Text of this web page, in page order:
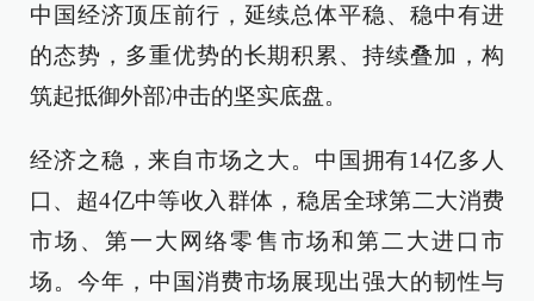
中国经济顶压前行，延续总体平稳、稳中有进
的态势，多重优势的长期积累、持续叠加，构
筑起抵御外部冲击的坚实底盘。
经济之稳，来自市场之大。中国拥有14亿多人
口、超4亿中等收入群体，稳居全球第二大消费
市场、第一大网络零售市场和第二大进口市
场。今年，中国消费市场展现出强大的韧性与